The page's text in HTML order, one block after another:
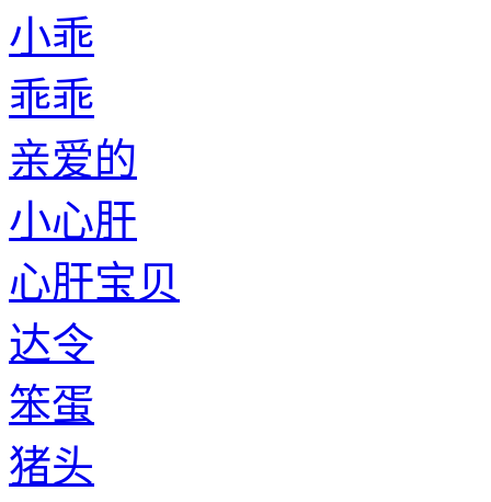
小乖
乖乖
亲爱的
小心肝
心肝宝贝
达令
笨蛋
猪头